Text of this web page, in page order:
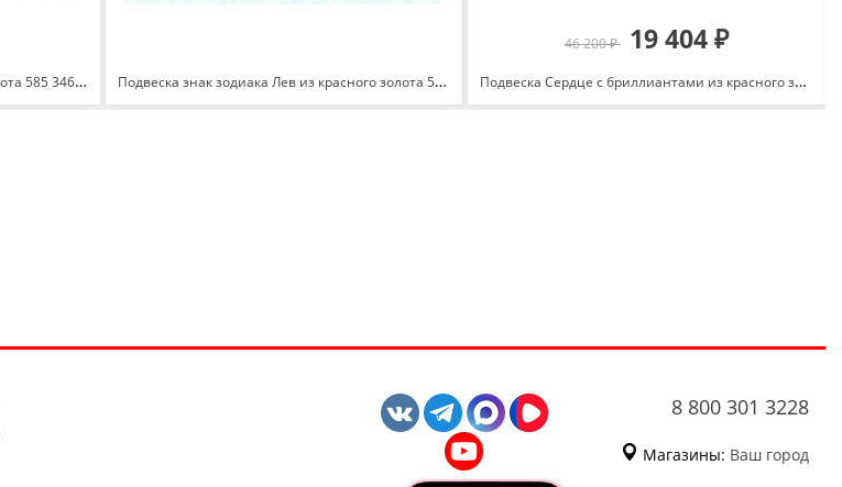
Подвеска с жемчугом из красного золота 585 3467506 1 1 10 Подвеска знак зодиака Лев из красного золота 585 с родированием Т130631878
46 200 ₽ 19 404 ₽
Подвеска Сердце с бриллиантами из красного золота 585 с родированием 100368-1502
8 800 301 3228
Магазины: Ваш город